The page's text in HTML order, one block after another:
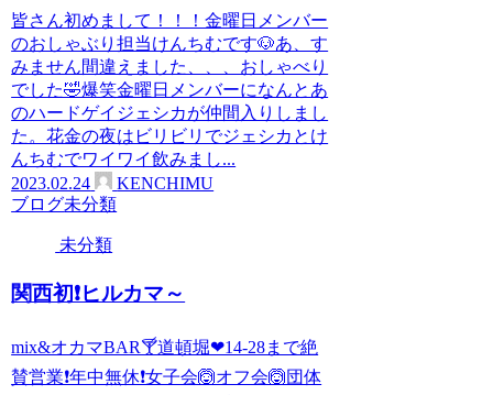
皆さん初めまして！！！金曜日メンバー
のおしゃぶり担当けんちむです🐶あ、す
みません間違えました、、、おしゃべり
でした🤣爆笑金曜日メンバーになんとあ
のハードゲイジェシカが仲間入りしまし
た。花金の夜はビリビリでジェシカとけ
んちむでワイワイ飲みまし...
2023.02.24
KENCHIMU
ブログ未分類
未分類
関西初❗ヒルカマ～
mix&オカマBAR🍸道頓堀❤14-28まで絶
賛営業❗年中無休❗女子会🙆オフ会🙆団体